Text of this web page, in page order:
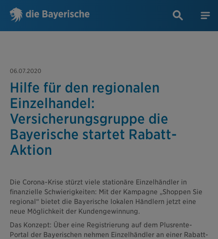
06.07.2020
Hilfe für den regionalen
Einzelhandel:
Versicherungsgruppe die
Bayerische startet Rabatt-
Aktion
Die Corona-Krise stürzt viele stationäre Einzelhändler in
finanzielle Schwierigkeiten: Mit der Kampagne „Shoppen Sie
regional“ bietet die Bayerische lokalen Händlern jetzt eine
neue Möglichkeit der Kundengewinnung.
Das Konzept: Über eine Registrierung auf dem Plusrente-
Portal der Bayerischen nehmen Einzelhändler an einer Rabatt-